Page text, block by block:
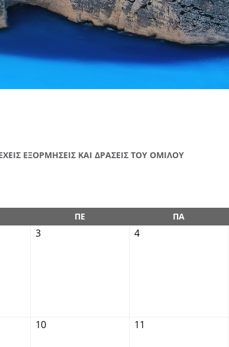
ΕΞΟΡΜΗΣΕΙΣ ΚΑΙ ΔΡΑΣΕΙΣ ΤΟΥ ΟΜΙΛΟΥ
ΠΕ ΠΑ
3 4
10 11